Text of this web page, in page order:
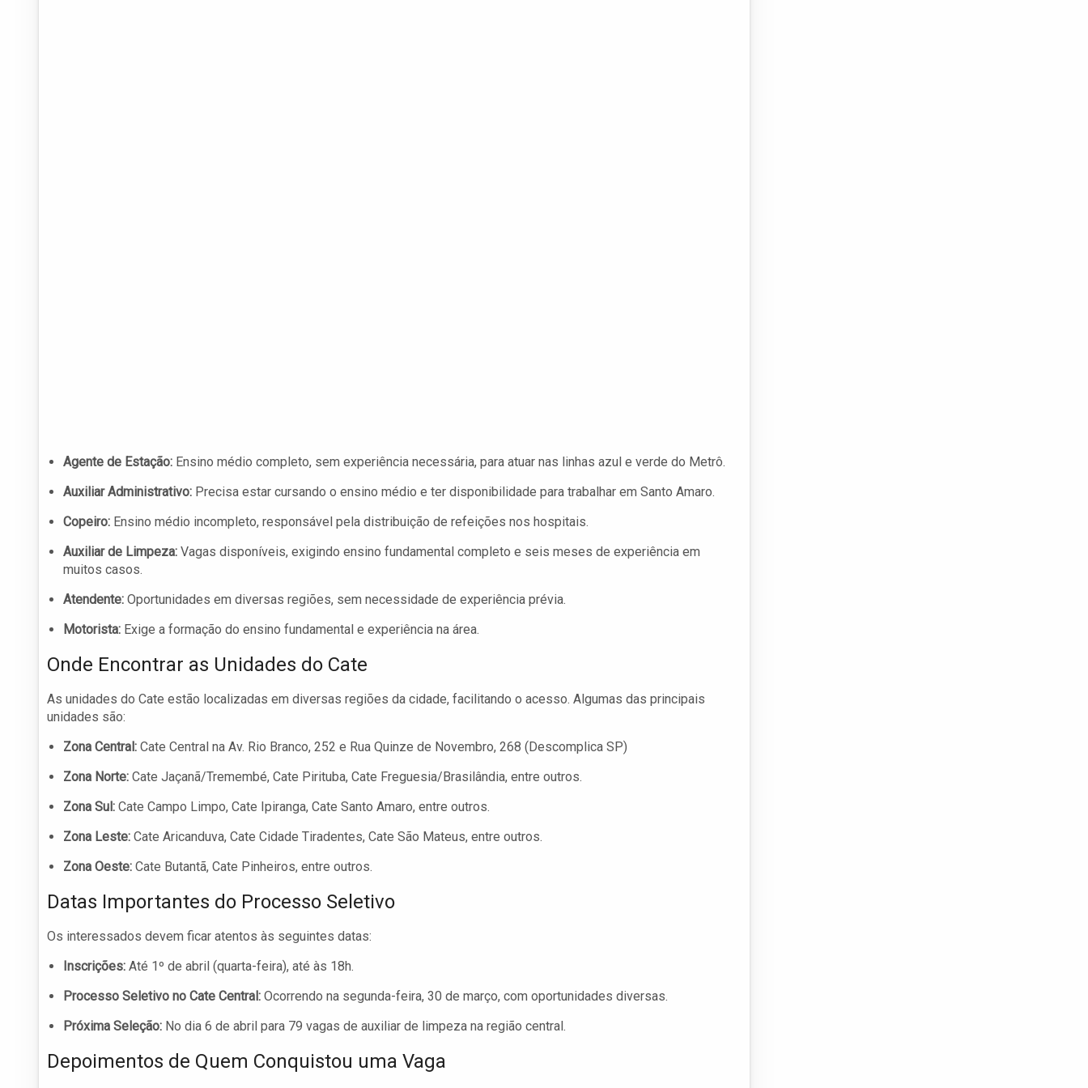
Agente de Estação: Ensino médio completo, sem experiência necessária, para atuar nas linhas azul e verde do Metrô.
Auxiliar Administrativo: Precisa estar cursando o ensino médio e ter disponibilidade para trabalhar em Santo Amaro.
Copeiro: Ensino médio incompleto, responsável pela distribuição de refeições nos hospitais.
Auxiliar de Limpeza: Vagas disponíveis, exigindo ensino fundamental completo e seis meses de experiência em
muitos casos.
Atendente: Oportunidades em diversas regiões, sem necessidade de experiência prévia.
Motorista: Exige a formação do ensino fundamental e experiência na área.
Onde Encontrar as Unidades do Cate
As unidades do Cate estão localizadas em diversas regiões da cidade, facilitando o acesso. Algumas das principais
unidades são:
Zona Central: Cate Central na Av. Rio Branco, 252 e Rua Quinze de Novembro, 268 (Descomplica SP)
Zona Norte: Cate Jaçanã/Tremembé, Cate Pirituba, Cate Freguesia/Brasilândia, entre outros.
Zona Sul: Cate Campo Limpo, Cate Ipiranga, Cate Santo Amaro, entre outros.
Zona Leste: Cate Aricanduva, Cate Cidade Tiradentes, Cate São Mateus, entre outros.
Zona Oeste: Cate Butantã, Cate Pinheiros, entre outros.
Datas Importantes do Processo Seletivo
Os interessados devem ficar atentos às seguintes datas:
Inscrições: Até 1º de abril (quarta-feira), até às 18h.
Processo Seletivo no Cate Central: Ocorrendo na segunda-feira, 30 de março, com oportunidades diversas.
Próxima Seleção: No dia 6 de abril para 79 vagas de auxiliar de limpeza na região central.
Depoimentos de Quem Conquistou uma Vaga